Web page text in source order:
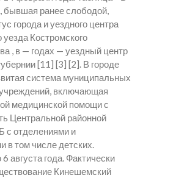
бывшая ранее слободой,
города и уездного центра
Костромского
, в — годах — уездный центр
[11] [3] [2]. В городе
система муниципальных
включающая
медицинской помощи с
Центральной районной
с отделениями и
в том числе детских.
августа года. Фактически
Кинешемский